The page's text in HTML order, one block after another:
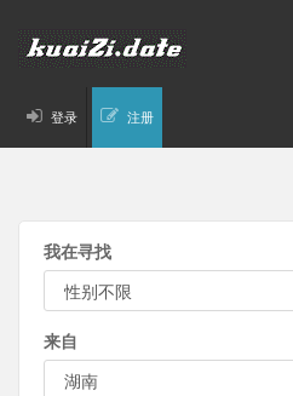
登录 注册
我在寻找
来自